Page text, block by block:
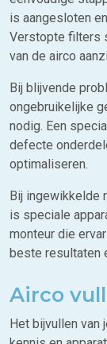
is aangesloten
Verstopte filters
van de airco
Bij blijvende
ongebruikelijke
nodig. Een
defecte
optimaliseren.
Bij ingewikkelde
is speciale
monteur die
beste resultaten
Airco
Het bijvullen